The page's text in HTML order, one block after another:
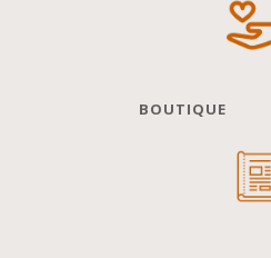
BOUTIQUE